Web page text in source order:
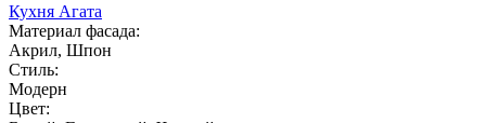
Кухня Агата
Материал фасада:
Акрил, Шпон
Стиль:
Модерн
Цвет: